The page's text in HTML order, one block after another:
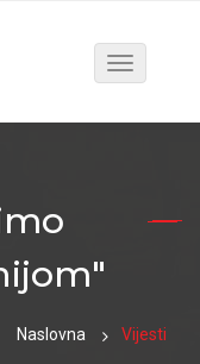
Toggle
Naslovna Vijesti